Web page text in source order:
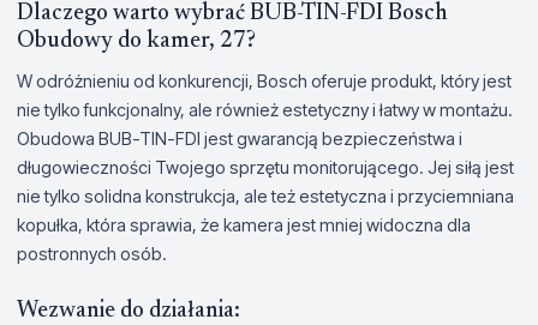
Dlaczego warto wybrać BUB-TIN-FDI Bosch
Obudowy do kamer, 27?
W odróżnieniu od konkurencji, Bosch oferuje produkt, który jest
nie tylko funkcjonalny, ale również estetyczny i łatwy w montażu.
Obudowa BUB-TIN-FDI jest gwarancją bezpieczeństwa i
długowieczności Twojego sprzętu monitorującego. Jej siłą jest
nie tylko solidna konstrukcja, ale też estetyczna i przyciemniana
kopułka, która sprawia, że kamera jest mniej widoczna dla
postronnych osób.
Wezwanie do działania: